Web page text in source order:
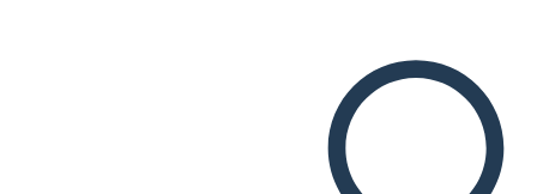
RIPRODURRE LA PRESENTAZIONE
LEGGIMI